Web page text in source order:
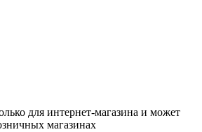
для интернет-магазина и может
магазинах